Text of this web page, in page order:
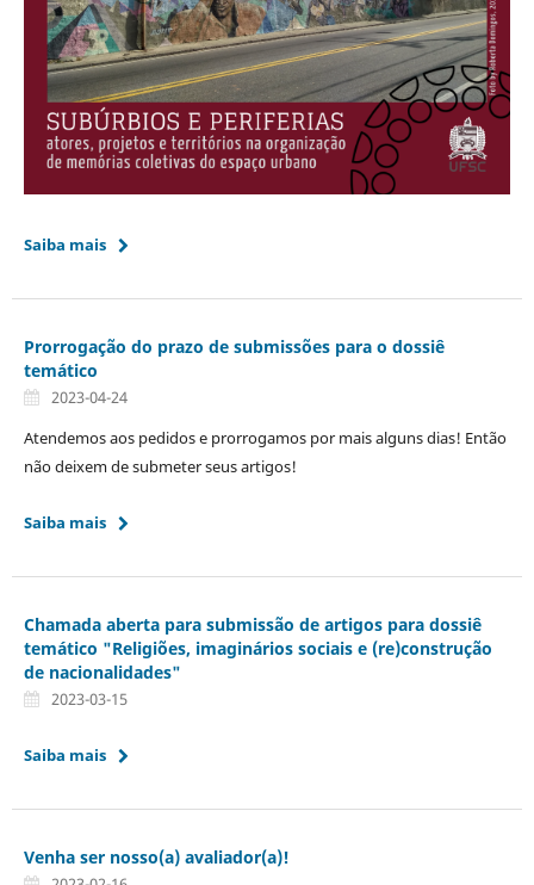
Saiba mais
Prorrogação do prazo de submissões para o dossiê
temático
2023-04-24
Atendemos aos pedidos e prorrogamos por mais alguns dias! Então
não deixem de submeter seus artigos!
Saiba mais
Chamada aberta para submissão de artigos para dossiê
temático "Religiões, imaginários sociais e (re)construção
de nacionalidades"
2023-03-15
Saiba mais
Venha ser nosso(a) avaliador(a)!